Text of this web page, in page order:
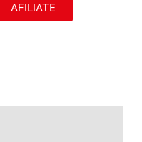
AFILIATE